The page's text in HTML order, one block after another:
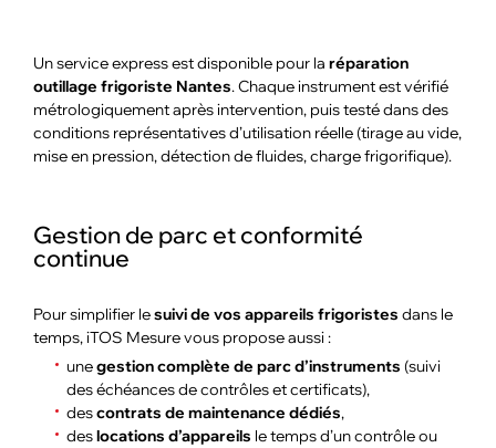
Un service express est disponible pour la réparation
outillage frigoriste Nantes. Chaque instrument est vérifié
métrologiquement après intervention, puis testé dans des
conditions représentatives d’utilisation réelle (tirage au vide,
mise en pression, détection de fluides, charge frigorifique).
Gestion de parc et conformité
continue
Pour simplifier lesuivi de vos appareils frigoristes dans le
temps, iTOS Mesure vous propose aussi :
unegestion complète de parc d’instruments (suivi
des échéances de contrôles et certificats),
descontrats de maintenance dédiés,
deslocations d’appareils le temps d’un contrôle ou